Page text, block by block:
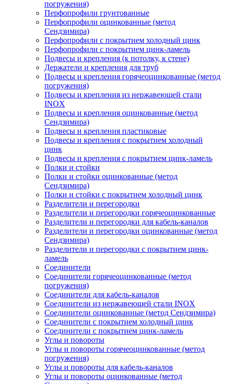
погружения)
Перфопрофили грунтованные
Перфопрофили оцинкованные (метод
Сендзимира)
Перфопрофили с покрытием холодный цинк
Перфопрофили с покрытием цинк-ламель
Подвесы и крепления (к потолку, к стене)
Держатели и крепления для труб
Подвесы и крепления горячеоцинкованные (метод
погружения)
Подвесы и крепления из нержавеющей стали
INOX
Подвесы и крепления оцинкованные (метод
Сендзимира)
Подвесы и крепления пластиковые
Подвесы и крепления с покрытием холодный
цинк
Подвесы и крепления с покрытием цинк-ламель
Полки и стойки
Полки и стойки оцинкованные (метод
Сендзимира)
Полки и стойки с покрытием холодный цинк
Разделители и перегородки
Разделители и перегородки горячеоцинкованные
Разделители и перегородки для кабель-каналов
Разделители и перегородки оцинкованные (метод
Сендзимира)
Разделители и перегородки с покрытием цинк-
ламель
Соединители
Соединители горячеоцинкованные (метод
погружения)
Соединители для кабель-каналов
Соединители из нержавеющей стали INOX
Соединители оцинкованные (метод Сендзимира)
Соединители с покрытием холодный цинк
Соединители с покрытием цинк-ламель
Углы и повороты
Углы и повороты горячеоцинкованные (метод
погружения)
Углы и повороты для кабель-каналов
Углы и повороты оцинкованные (метод